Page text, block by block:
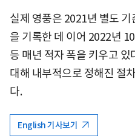
실제 영풍은 2021년 별도
을 기록한 데 이어 2022년
등 매년 적자 폭을 키우고
대해 내부적으로 정해진 절
다.
English 기사보기